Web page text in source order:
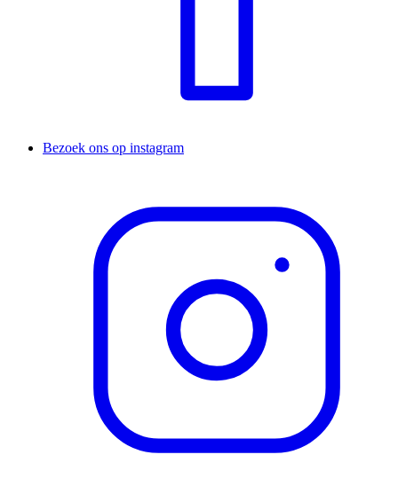
Bezoek ons op instagram